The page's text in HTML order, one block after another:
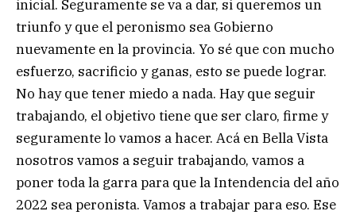
inicial. Seguramente se va a dar, si queremos un
triunfo y que el peronismo sea Gobierno
nuevamente en la provincia. Yo sé que con mucho
esfuerzo, sacrificio y ganas, esto se puede lograr.
No hay que tener miedo a nada. Hay que seguir
trabajando, el objetivo tiene que ser claro, firme y
seguramente lo vamos a hacer. Acá en Bella Vista
nosotros vamos a seguir trabajando, vamos a
poner toda la garra para que la Intendencia del año
2022 sea peronista. Vamos a trabajar para eso. Ese